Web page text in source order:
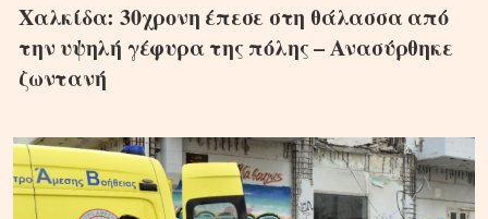
Χαλκίδα: 30χρονη έπεσε στη θάλασσα από
την υψηλή γέφυρα της πόλης – Ανασύρθηκε
ζωντανή